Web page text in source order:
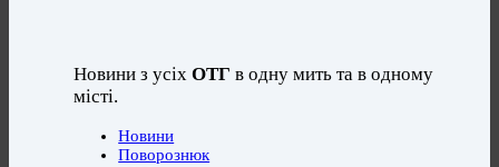
Новини з усіхОТГ в одну мить та в одному
місті.
Новини
Поворознюк